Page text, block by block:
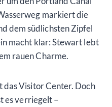
markiert die
dem südlichsten Zipfel
macht klar: Stewart lebt
rauen Charme.
Visitor Center. Doch
es verriegelt –